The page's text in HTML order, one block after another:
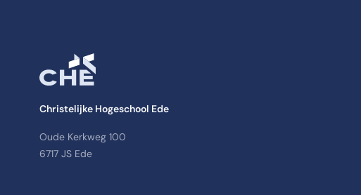
Christelijke Hogeschool Ede
Oude Kerkweg 100
6717 JS Ede